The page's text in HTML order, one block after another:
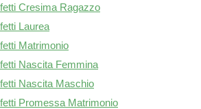
Cresima Ragazzo
Laurea
Matrimonio
Nascita Femmina
Nascita Maschio
Promessa Matrimonio